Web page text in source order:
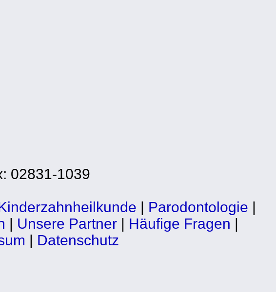
02831-1039
| Parodontologie |
| Unsere Partner | Häufige Fragen |
| Datenschutz